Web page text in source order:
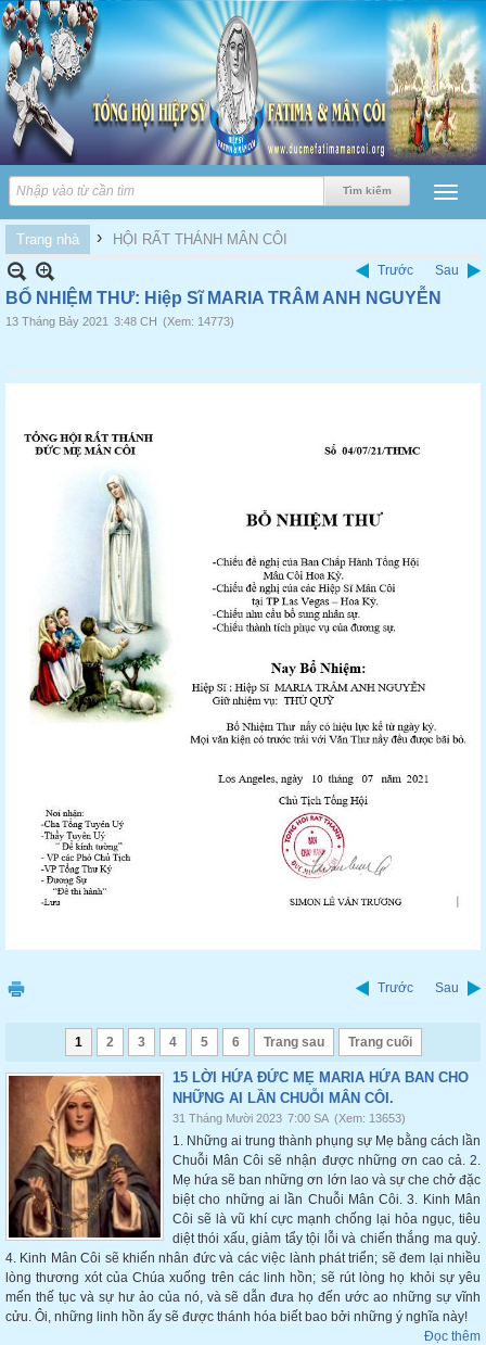
Trang nhà › HỘI RẤT THÁNH MÂN CÔI
Trước Sau
BỔ NHIỆM THƯ: Hiệp Sĩ MARIA TRÂM ANH NGUYỄN
13 Tháng Bảy 2021 3:48 CH (Xem: 14773)
Trước Sau
1 2 3 4 5 6 Trang sau Trang cuối
15 LỜI HỨA ĐỨC MẸ MARIA HỨA BAN CHO
NHỮNG AI LẦN CHUỖI MÂN CÔI.
31 Tháng Mười 2023 7:00 SA (Xem: 13653)
1. Những ai trung thành phụng sự Mẹ bằng cách lần
Chuỗi Mân Côi sẽ nhận được những ơn cao cả. 2.
Mẹ hứa sẽ ban những ơn lớn lao và sự che chở đặc
biệt cho những ai lần Chuỗi Mân Côi. 3. Kinh Mân
Côi sẽ là vũ khí cực mạnh chống lại hỏa ngục, tiêu
diệt thói xấu, giảm tẩy tội lỗi và chiến thắng ma quỷ.
4. Kinh Mân Côi sẽ khiến nhân đức và các việc lành phát triển; sẽ đem lại nhiều
lòng thương xót của Chúa xuống trên các linh hồn; sẽ rút lòng họ khỏi sự yêu
mến thế tục và sự hư ảo của nó, và sẽ dẫn đưa họ đến ước ao những sự vĩnh
cửu. Ôi, những linh hồn ấy sẽ được thánh hóa biết bao bởi những ý nghĩa này!
Đọc thêm